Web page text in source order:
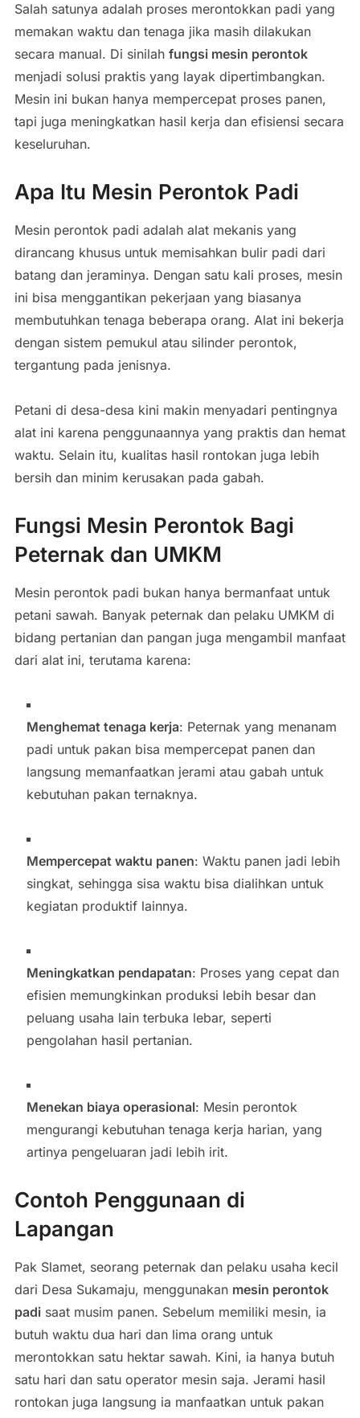
Salah satunya adalah proses merontokkan padi yang
memakan waktu dan tenaga jika masih dilakukan
secara manual. Di sinilah fungsi mesin perontok
menjadi solusi praktis yang layak dipertimbangkan.
Mesin ini bukan hanya mempercepat proses panen,
tapi juga meningkatkan hasil kerja dan efisiensi secara
keseluruhan.
Apa Itu Mesin Perontok Padi
Mesin perontok padi adalah alat mekanis yang
dirancang khusus untuk memisahkan bulir padi dari
batang dan jeraminya. Dengan satu kali proses, mesin
ini bisa menggantikan pekerjaan yang biasanya
membutuhkan tenaga beberapa orang. Alat ini bekerja
dengan sistem pemukul atau silinder perontok,
tergantung pada jenisnya.
Petani di desa-desa kini makin menyadari pentingnya
alat ini karena penggunaannya yang praktis dan hemat
waktu. Selain itu, kualitas hasil rontokan juga lebih
bersih dan minim kerusakan pada gabah.
Fungsi Mesin Perontok Bagi
Peternak dan UMKM
Mesin perontok padi bukan hanya bermanfaat untuk
petani sawah. Banyak peternak dan pelaku UMKM di
bidang pertanian dan pangan juga mengambil manfaat
dari alat ini, terutama karena:
Menghemat tenaga kerja: Peternak yang menanam
padi untuk pakan bisa mempercepat panen dan
langsung memanfaatkan jerami atau gabah untuk
kebutuhan pakan ternaknya.
Mempercepat waktu panen: Waktu panen jadi lebih
singkat, sehingga sisa waktu bisa dialihkan untuk
kegiatan produktif lainnya.
Meningkatkan pendapatan: Proses yang cepat dan
efisien memungkinkan produksi lebih besar dan
peluang usaha lain terbuka lebar, seperti
pengolahan hasil pertanian.
Menekan biaya operasional: Mesin perontok
mengurangi kebutuhan tenaga kerja harian, yang
artinya pengeluaran jadi lebih irit.
Contoh Penggunaan di
Lapangan
Pak Slamet, seorang peternak dan pelaku usaha kecil
dari Desa Sukamaju, menggunakan mesin perontok
padisaat musim panen. Sebelum memiliki mesin, ia
butuh waktu dua hari dan lima orang untuk
merontokkan satu hektar sawah. Kini, ia hanya butuh
satu hari dan satu operator mesin saja. Jerami hasil
rontokan juga langsung ia manfaatkan untuk pakan